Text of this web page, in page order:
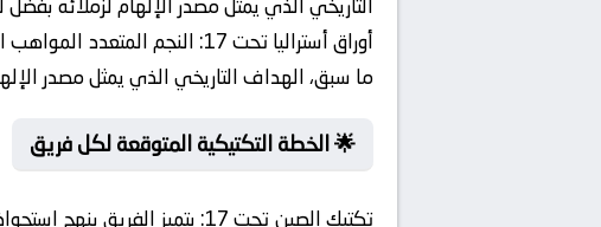
أوراق أستراليا تحت 17:
النجم المتعدد
ما سبق، الهداف التاريخي الذي يمثل مصدر
🌟 الخطة التكتيكية المتوقعة لكل فريق
تكتيك الصين تحت 17:
يتميز الفريق بنهج